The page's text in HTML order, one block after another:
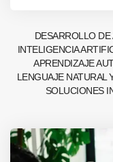
DESARROLLO DE
INTELIGENCIA
APRENDIZAJE
LENGUAJE NATURAL
SOLUCIONES